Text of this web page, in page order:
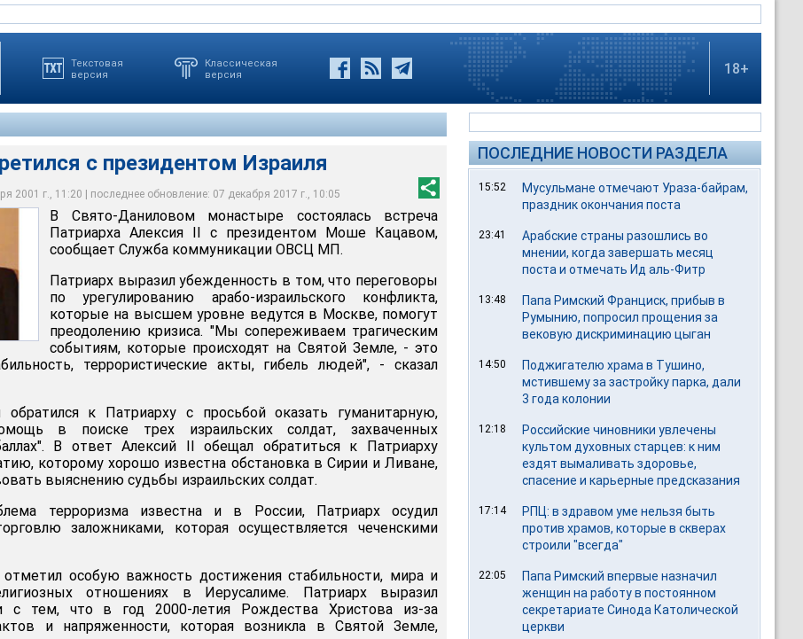
Текстовая
версия
Классическая
версия
18+
с президентом Израиля
2001 г., 11:20 | последнее обновление: 07 декабря 2017 г., 10:05
II и Президент Израиля Моше Кацав
ОВЦС Московского Патриархата
В Свято-Даниловом монастыре состоялась встреча
Патриарха Алексия II c президентом Моше Кацавом,
сообщает Служба коммуникации ОВСЦ МП.
Патриарх выразил убежденность в том, что переговоры
по урегулированию арабо-израильского конфликта,
которые на высшем уровне ведутся в Москве, помогут
преодолению кризиса. "Мы сопереживаем трагическим
событиям, которые происходят на Святой Земле, - это
террористические акты, гибель людей", - сказал
обратился к Патриарху с просьбой оказать гуманитарную,
в поиске трех израильских солдат, захваченных
В ответ Алексий II обещал обратиться к Патриарху
которому хорошо известна обстановка в Сирии и Ливане,
выяснению судьбы израильских солдат.
терроризма известна и в России, Патриарх осудил
заложниками, которая осуществляется чеченскими
особую важность достижения стабильности, мира и
отношениях в Иерусалиме. Патриарх выразил
с тем, что в год 2000-летия Рождества Христова из-за
и напряженности, которая возникла в Святой Земле,
ПОСЛЕДНИЕ НОВОСТИ РАЗДЕЛА
15:52
Мусульмане отмечают Ураза-байрам,
праздник окончания поста
23:41
Арабские страны разошлись во
мнении, когда завершать месяц
поста и отмечать Ид аль-Фитр
13:48
Папа Римский Франциск, прибыв в
Румынию, попросил прощения за
вековую дискриминацию цыган
14:50
Поджигателю храма в Тушино,
мстившему за застройку парка, дали
3 года колонии
12:18
Российские чиновники увлечены
культом духовных старцев: к ним
ездят вымаливать здоровье,
спасение и карьерные предсказания
17:14
РПЦ: в здравом уме нельзя быть
против храмов, которые в скверах
строили "всегда"
22:05
Папа Римский впервые назначил
женщин на работу в постоянном
секретариате Синода Католической
церкви